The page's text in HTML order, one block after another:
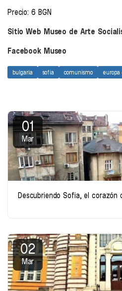
Precio: 6 BGN
Sitio Web Museo de Arte
Facebook Museo
bulgaria sofia comunismo
01
Mar
Descubriendo Sofia, el corazón
02
Mar